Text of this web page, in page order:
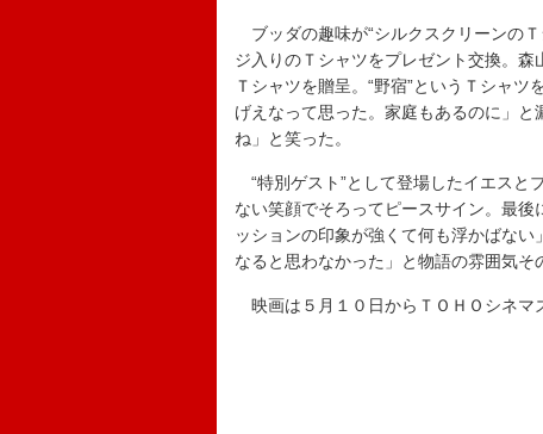
ブッダの趣味が“シルクスクリーンの
ジ入りのＴシャツをプレゼント交換。森
Ｔシャツを贈呈。“野宿”というＴシャ
げえなって思った。家庭もあるのに」
ね」と笑った。
“特別ゲスト”として登場したイエスと
ない笑顔でそろってピースサイン。最
ッションの印象が強くて何も浮かばな
なると思わなかった」と物語の雰囲気そ
映画は５月１０日からＴＯＨＯシネマ